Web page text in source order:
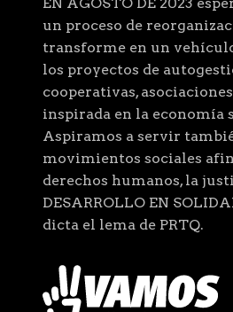
un proceso de
transforme en un
los proyectos de
cooperativas,
inspirada en la economía
Aspiramos a servir
movimientos sociales
derechos humanos, la
DESARROLLO EN
dicta el lema de PRTQ.